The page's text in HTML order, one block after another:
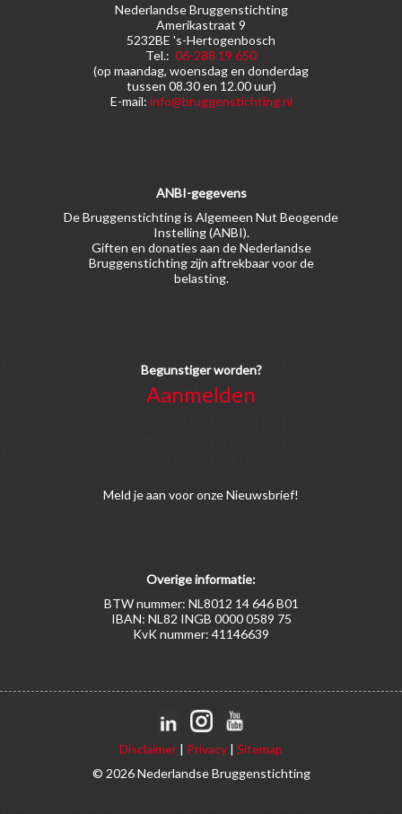
Nederlandse Bruggenstichting
Amerikastraat 9
5232BE 's-Hertogenbosch
Tel.: 06-288 19 650
(op maandag, woensdag en donderdag
tussen 08.30 en 12.00 uur)
E-mail: info@bruggenstichting.nl
ANBI-gegevens
De Bruggenstichting is Algemeen Nut Beogende
Instelling (ANBI).
Giften en donaties aan de Nederlandse
Bruggenstichting zijn aftrekbaar voor de
belasting.
Begunstiger worden?
Aanmelden
Meld je aan voor onze Nieuwsbrief!
Overige informatie:
BTW nummer: NL8012 14 646 B01
IBAN: NL82 INGB 0000 0589 75
KvK nummer: 41146639
Disclaimer | Privacy | Sitemap
© 2026 Nederlandse Bruggenstichting